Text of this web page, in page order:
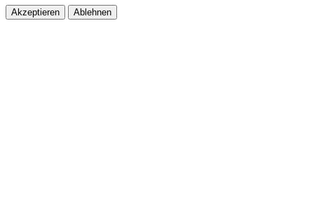
Akzeptieren Ablehnen